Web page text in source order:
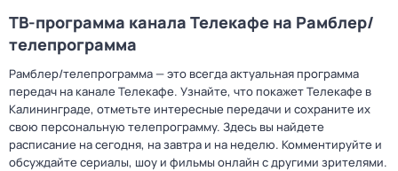
ТВ-программа канала Телекафе на Рамблер/
телепрограмма
Рамблер/телепрограмма — это всегда актуальная программа
передач на канале Телекафе. Узнайте, что покажет Телекафе в
Калининграде, отметьте интересные передачи и сохраните их
свою персональную телепрограмму. Здесь вы найдете
расписание на сегодня, на завтра и на неделю. Комментируйте и
обсуждайте сериалы, шоу и фильмы онлайн с другими зрителями.